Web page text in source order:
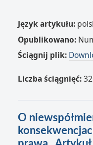
Język artykułu:
Opublikowano:
Ściągnij plik:
Liczba ściągnięć:
O